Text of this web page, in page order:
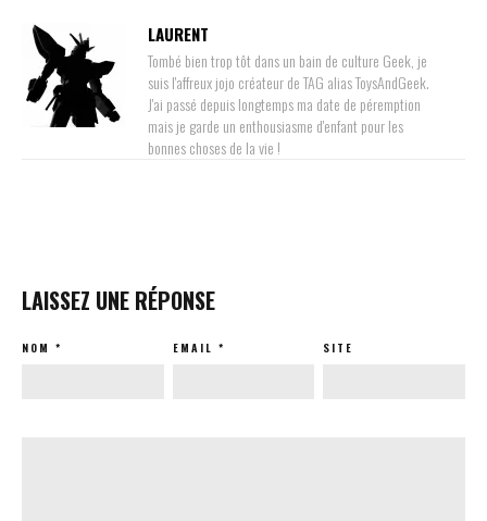
LAURENT
Tombé bien trop tôt dans un bain de culture Geek, je
suis l'affreux jojo créateur de TAG alias ToysAndGeek.
J'ai passé depuis longtemps ma date de péremption
mais je garde un enthousiasme d'enfant pour les
bonnes choses de la vie !
LAISSEZ UNE RÉPONSE
NOM * EMAIL * SITE